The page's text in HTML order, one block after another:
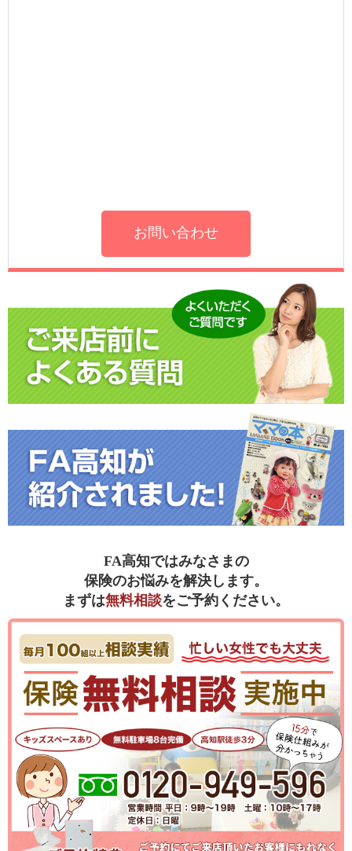
お問い合わせ
FA高知ではみなさまの
保険のお悩みを解決します。
まずは無料相談をご予約ください。